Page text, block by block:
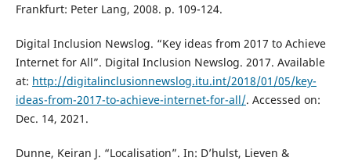
Frankfurt: Peter Lang, 2008. p. 109-124.
Digital Inclusion Newslog. “Key ideas from 2017 to Achieve
Internet for All”. Digital Inclusion Newslog. 2017. Available
at: http://digitalinclusionnewslog.itu.int/2018/01/05/key-
ideas-from-2017-to-achieve-internet-for-all/. Accessed on:
Dec. 14, 2021.
Dunne, Keiran J. “Localisation”. In: D’hulst, Lieven &